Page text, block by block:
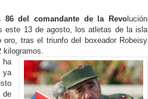
del comandante de la Revolución
este 13 de agosto, los atletas de la isla
oro, tras el triunfo del boxeador Robeisy
ha
ya
de